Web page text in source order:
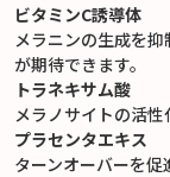
ビタミンC誘導体
メラニンの生成を
が期待できます。
トラネキサム酸
メラノサイトの活性
プラセンタエキス
ターンオーバーを促